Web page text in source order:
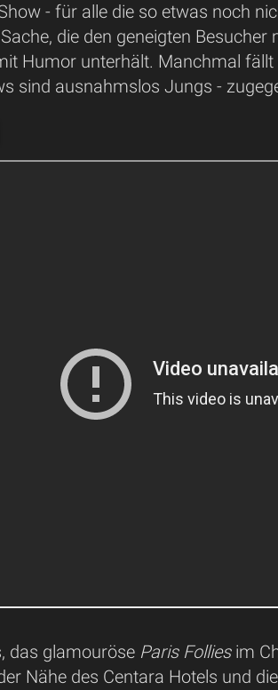
- für alle die so etwas noch
die den geneigten
Humor unterhält. Manchmal
sind ausnahmslos Jungs -
das glamouröse Paris Folliesim
Nähe des Centara Hotels und die